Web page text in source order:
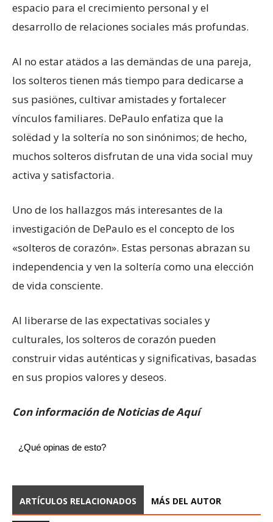
espacio para el crecimiento personal y el
desarrollo de relaciones sociales más profundas.
Al no estar atädos a las demändas de una pareja,
los solteros tienen más tiempo para dedicarse a
sus pasiönes, cultivar amistades y fortalecer
vínculos familiares. DePaulo enfatiza que la
solëdad y la soltería no son sinónimos; de hecho,
muchos solteros disfrutan de una vida social muy
activa y satisfactoria.
Uno de los hallazgos más interesantes de la
investigación de DePaulo es el concepto de los
«solteros de corazón». Estas personas abrazan su
independencia y ven la soltería como una elección
de vida consciente.
Al liberarse de las expectativas sociales y
culturales, los solteros de corazón pueden
construir vidas auténticas y significativas, basadas
en sus propios valores y deseos.
Con información de Noticias de Aquí
¿Qué opinas de esto?
ARTÍCULOS RELACIONADOS MÁS DEL AUTOR